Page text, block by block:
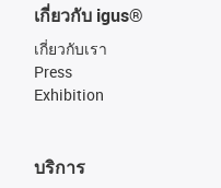
เกี่ยวกับ igus®
เกี่ยวกับเรา
Press
Exhibition
บริการ